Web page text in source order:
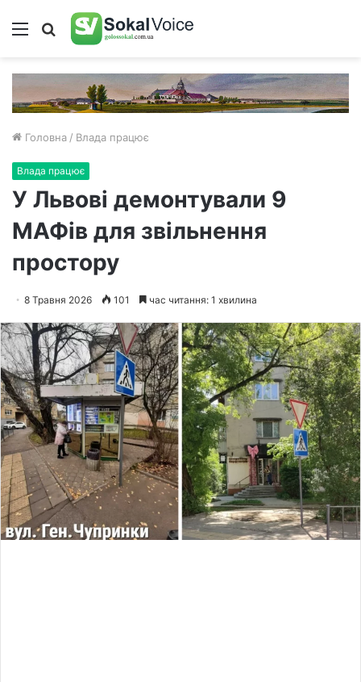
Меню Пошук
Головна / Влада працює
Влада працює
У Львові демонтували 9
МАФів для звільнення
простору
8 Травня 2026 101 час читання: 1 хвилина